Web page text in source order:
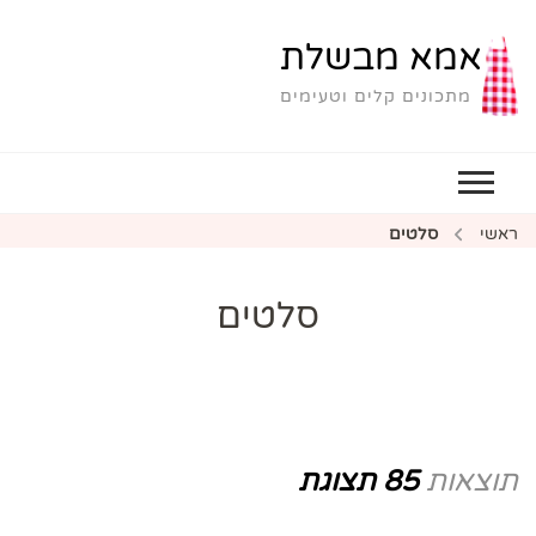
אמא מבשלת
מתכונים קלים וטעימים
ראשי סלטים
סלטים
תוצאות85 תצוגת